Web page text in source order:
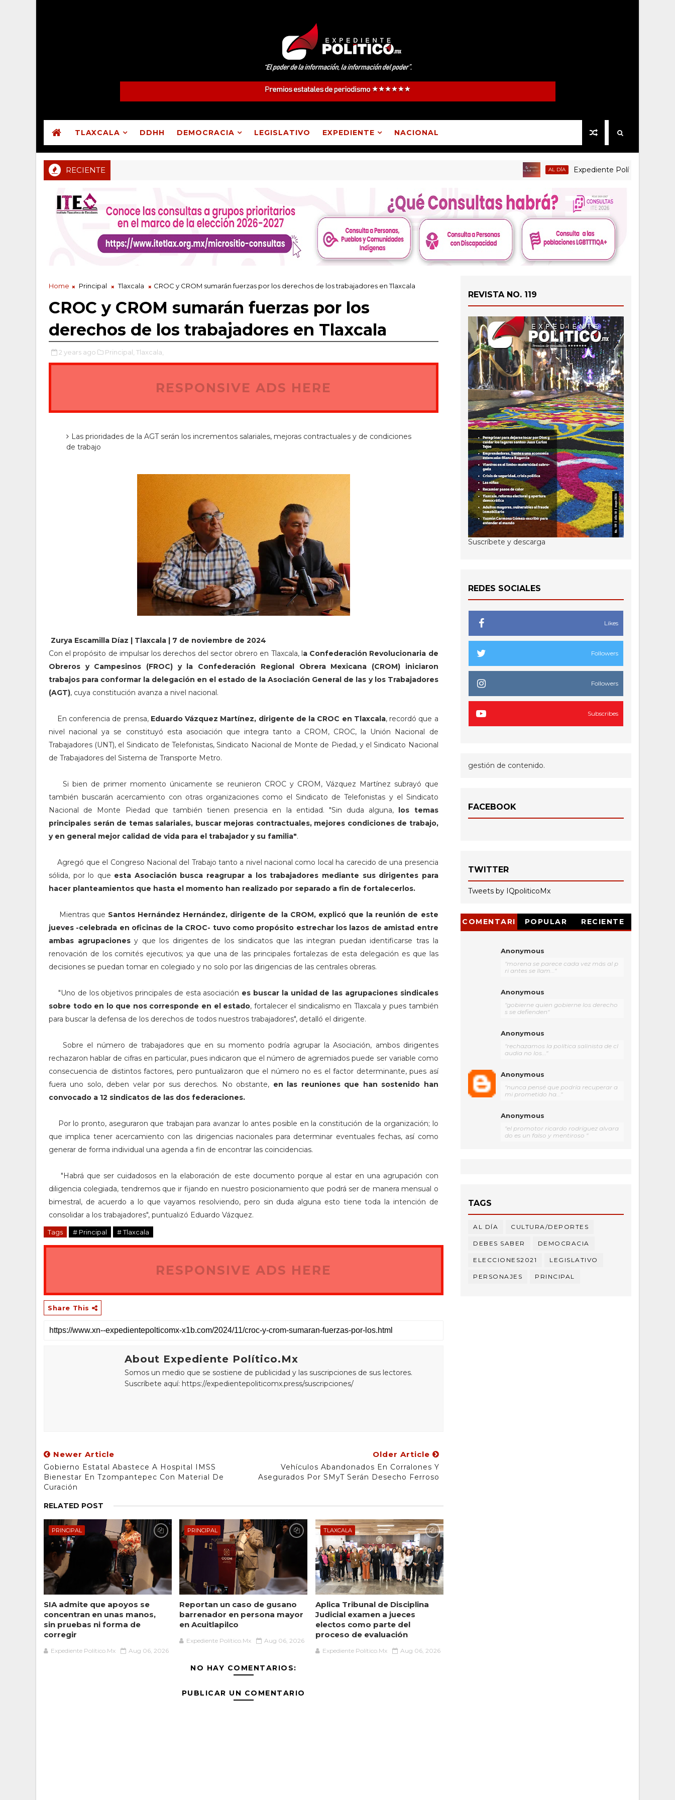
TLAXCALA DDHH DEMOCRACIA LEGISLATIVO EXPEDIENTE NACIONAL
RECIENTE AL DÍA Expediente Político.Mx no 1126
Home Principal Tlaxcala CROC y CROM sumarán fuerzas por los derechos de los trabajadores en Tlaxcala
CROC y CROM sumarán fuerzas por los
derechos de los trabajadores en Tlaxcala
2 years ago Principal, Tlaxcala,
RESPONSIVE ADS HERE
Las prioridades de la AGT serán los incrementos salariales, mejoras contractuales y de condiciones
de trabajo
Zurya Escamilla Díaz | Tlaxcala | 7 de noviembre de 2024
Con el propósito de impulsar los derechos del sector obrero en Tlaxcala, la Confederación Revolucionaria de
Obreros y Campesinos (FROC) y la Confederación Regional Obrera Mexicana (CROM) iniciaron
trabajos para conformar la delegación en el estado de la Asociación General de las y los Trabajadores
(AGT), cuya constitución avanza a nivel nacional.
En conferencia de prensa,Eduardo Vázquez Martínez, dirigente de la CROC en Tlaxcala, recordó que a
nivel nacional ya se constituyó esta asociación que integra tanto a CROM, CROC, la Unión Nacional de
Trabajadores (UNT), el Sindicato de Telefonistas, Sindicato Nacional de Monte de Piedad, y el Sindicato Nacional
de Trabajadores del Sistema de Transporte Metro.
Si bien de primer momento únicamente se reunieron CROC y CROM, Vázquez Martínez subrayó que
también buscarán acercamiento con otras organizaciones como el Sindicato de Telefonistas y el Sindicato
Nacional de Monte Piedad que también tienen presencia en la entidad. "Sin duda alguna, los temas
principales serán de temas salariales, buscar mejoras contractuales, mejores condiciones de trabajo,
y en general mejor calidad de vida para el trabajador y su familia".
Agregó que el Congreso Nacional del Trabajo tanto a nivel nacional como local ha carecido de una presencia
sólida, por lo que esta Asociación busca reagrupar a los trabajadores mediante sus dirigentes para
hacer planteamientos que hasta el momento han realizado por separado a fin de fortalecerlos.
Mientras que Santos Hernández Hernández, dirigente de la CROM, explicó que la reunión de este
jueves -celebrada en oficinas de la CROC- tuvo como propósito estrechar los lazos de amistad entre
ambas agrupacionesy que los dirigentes de los sindicatos que las integran puedan identificarse tras la
renovación de los comités ejecutivos; ya que una de las principales fortalezas de esta delegación es que las
decisiones se puedan tomar en colegiado y no solo por las dirigencias de las centrales obreras.
"Uno de los objetivos principales de esta asociación es buscar la unidad de las agrupaciones sindicales
sobre todo en lo que nos corresponde en el estado, fortalecer el sindicalismo en Tlaxcala y pues también
para buscar la defensa de los derechos de todos nuestros trabajadores", detalló el dirigente.
Sobre el número de trabajadores que en su momento podría agrupar la Asociación, ambos dirigentes
rechazaron hablar de cifras en particular, pues indicaron que el número de agremiados puede ser variable como
consecuencia de distintos factores, pero puntualizaron que el número no es el factor determinante, pues así
fuera uno solo, deben velar por sus derechos. No obstante, en las reuniones que han sostenido han
convocado a 12 sindicatos de las dos federaciones.
Por lo pronto, aseguraron que trabajan para avanzar lo antes posible en la constitución de la organización; lo
que implica tener acercamiento con las dirigencias nacionales para determinar eventuales fechas, así como
generar de forma individual una agenda a fin de encontrar las coincidencias.
"Habrá que ser cuidadosos en la elaboración de este documento porque al estar en una agrupación con
diligencia colegiada, tendremos que ir fijando en nuestro posicionamiento que podrá ser de manera mensual o
bimestral, de acuerdo a lo que vayamos resolviendo, pero sin duda alguna esto tiene toda la intención de
consolidar a los trabajadores", puntualizó Eduardo Vázquez.
Tags # Principal # Tlaxcala
RESPONSIVE ADS HERE
Share This
About Expediente Político.Mx
Somos un medio que se sostiene de publicidad y las suscripciones de sus lectores.
Suscríbete aquí: https://expedientepoliticomx.press/suscripciones/
Newer Article
Gobierno Estatal Abastece A Hospital IMSS
Bienestar En Tzompantepec Con Material De
Curación
Older Article
Vehículos Abandonados En Corralones Y
Asegurados Por SMyT Serán Desecho Ferroso
RELATED POST
PRINCIPAL
SIA admite que apoyos se
concentran en unas manos,
sin pruebas ni forma de
corregir
Expediente Político.Mx Aug 06, 2026
PRINCIPAL
Reportan un caso de gusano
barrenador en persona mayor
en Acuitlapilco
Expediente Político.Mx Aug 06, 2026
TLAXCALA
Aplica Tribunal de Disciplina
Judicial examen a jueces
electos como parte del
proceso de evaluación
Expediente Político.Mx Aug 06, 2026
NO HAY COMENTARIOS:
PUBLICAR UN COMENTARIO
REVISTA NO. 119
Suscríbete y descarga
REDES SOCIALES
Likes
Followers
Followers
Subscribes
gestión de contenido.
FACEBOOK
TWITTER
Tweets by IQpoliticoMx
COMENTARI
POPULAR RECIENTE
Anonymous
"morena se parece cada vez más al p
ri antes se llam..."
Anonymous
"gobierne quien gobierne los derecho
s se defienden"
Anonymous
"rechazamos la política salinista de cl
audia no los..."
Anonymous
"nunca pensé que podría recuperar a
mi prometido ha..."
Anonymous
"el promotor ricardo rodríguez alvara
do es un falso y mentiroso "
TAGS
AL DÍA CULTURA/DEPORTES
DEBES SABER DEMOCRACIA
ELECCIONES2021 LEGISLATIVO
PERSONAJES PRINCIPAL